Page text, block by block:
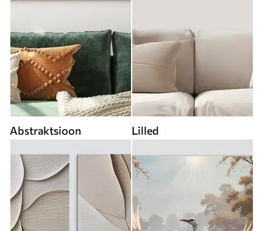
Abstraktsioon Lilled